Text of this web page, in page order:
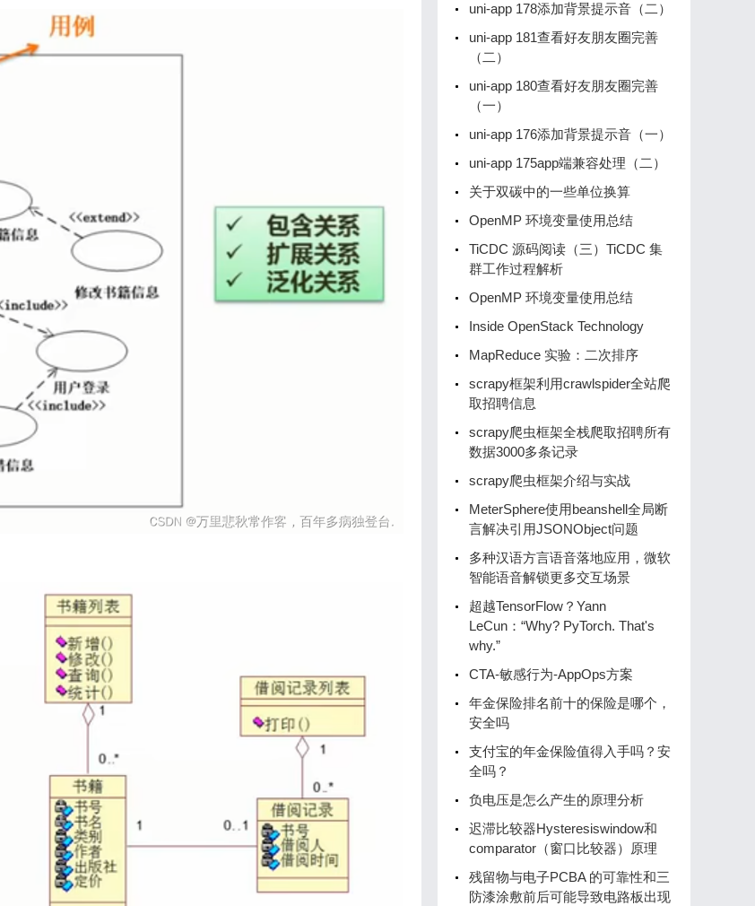
uni-app 178添加背景提示音（二）
uni-app 181查看好友朋友圈完善
（二）
uni-app 180查看好友朋友圈完善
（一）
uni-app 176添加背景提示音（一）
uni-app 175app端兼容处理（二）
关于双碳中的一些单位换算
OpenMP 环境变量使用总结
TiCDC 源码阅读（三）TiCDC 集
群工作过程解析
OpenMP 环境变量使用总结
Inside OpenStack Technology
MapReduce 实验：二次排序
scrapy框架利用crawlspider全站爬
取招聘信息
scrapy爬虫框架全栈爬取招聘所有
数据3000多条记录
scrapy爬虫框架介绍与实战
MeterSphere使用beanshell全局断
言解决引用JSONObject问题
多种汉语方言语音落地应用，微软
智能语音解锁更多交互场景
超越TensorFlow？Yann
LeCun：“Why? PyTorch. That's
why.”
CTA-敏感行为-AppOps方案
年金保险排名前十的保险是哪个，
安全吗
支付宝的年金保险值得入手吗？安
全吗？
负电压是怎么产生的原理分析
迟滞比较器Hysteresiswindow和
comparator（窗口比较器）原理
残留物与电子PCBA 的可靠性和三
防漆涂敷前后可能导致电路板出现